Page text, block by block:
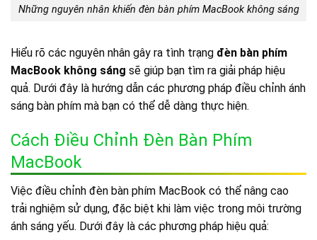
Những nguyên nhân khiến đèn bàn phím MacBook không sáng
Hiểu rõ các nguyên nhân gây ra tình trạng đèn bàn phím
MacBook không sáng sẽ giúp bạn tìm ra giải pháp hiệu
quả. Dưới đây là hướng dẫn các phương pháp điều chỉnh ánh
sáng bàn phím mà bạn có thể dễ dàng thực hiện.
Cách Điều Chỉnh Đèn Bàn Phím
MacBook
Việc điều chỉnh đèn bàn phím MacBook có thể nâng cao
trải nghiệm sử dụng, đặc biệt khi làm việc trong môi trường
ánh sáng yếu. Dưới đây là các phương pháp hiệu quả: